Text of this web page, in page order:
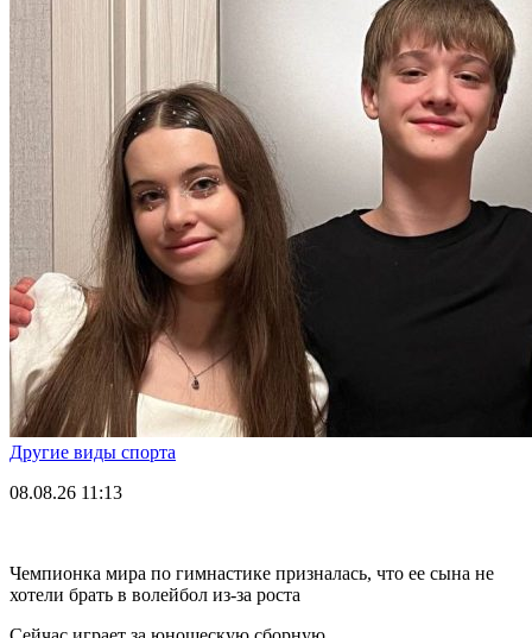
Другие виды спорта
08.08.26 11:13
Чемпионка мира по гимнастике призналась, что ее сына не
хотели брать в волейбол из-за роста